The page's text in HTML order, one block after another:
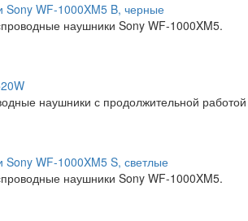
Sony WF-1000XM5 B, черные
наушники Sony WF-1000XM5.
наушники с продолжительной
WF-1000XM5 S, светлые
наушники Sony WF-1000XM5.